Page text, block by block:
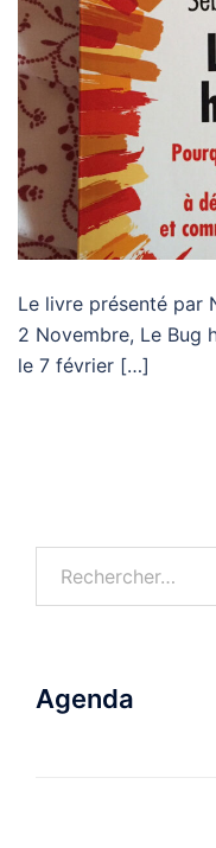
Le livre présenté par
2 Novembre, Le Bug
le 7 février […]
Agenda